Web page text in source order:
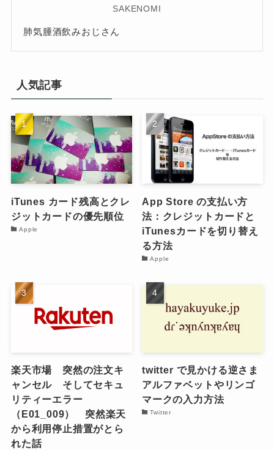
SAKENOMI
肺気腫酒飲みおじさん
人気記事
iTunes カード残高とクレ
ジットカードの優先順位
Apple
App Store の支払い方
法：クレジットカードと
iTunesカードを切り替え
る方法
Apple
楽天市場 突然の注文キ
ャンセル そしてセキュ
リティーエラー
（E01_009） 突然楽天
から利用停止措置がとら
れた話
twitter で見かける逆さま
アルファベットやリンゴ
マークの入力方法
Twitter